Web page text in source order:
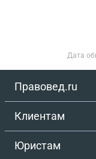
Дата
Правовед.ru
Клиентам
Юристам